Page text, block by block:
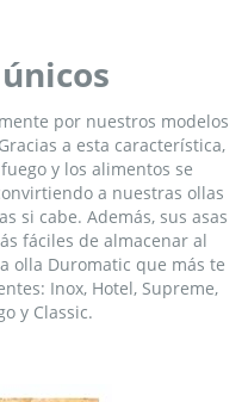
por nuestros modelos
a esta característica,
y los alimentos se
a nuestras ollas
si cabe. Además, sus asas
fáciles de almacenar al
olla Duromatic que más te
Inox, Hotel, Supreme,
y Classic.